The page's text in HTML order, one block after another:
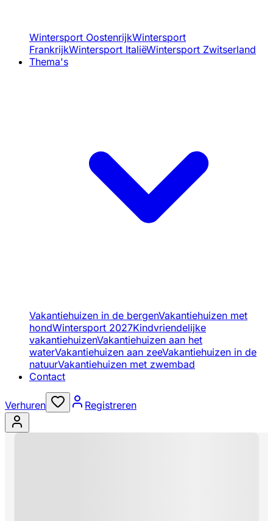
Wintersport OostenrijkWintersport
FrankrijkWintersport ItaliëWintersport Zwitserland
Thema's
Vakantiehuizen in de bergenVakantiehuizen met
hondWintersport 2027Kindvriendelijke
vakantiehuizenVakantiehuizen aan het
waterVakantiehuizen aan zeeVakantiehuizen in de
natuurVakantiehuizen met zwembad
Contact
Verhuren Registreren